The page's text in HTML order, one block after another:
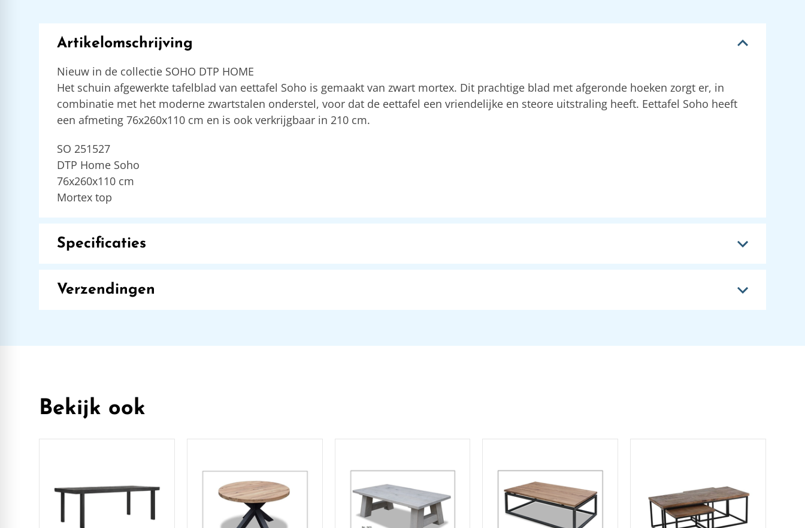
Artikelomschrijving
Nieuw in de collectie SOHO DTP HOME
Het schuin afgewerkte tafelblad van eettafel Soho is gemaakt van zwart mortex. Dit prachtige blad met afgeronde hoeken zorgt er, in
combinatie met het moderne zwartstalen onderstel, voor dat de eettafel een vriendelijke en steore uitstraling heeft. Eettafel Soho heeft
een afmeting 76x260x110 cm en is ook verkrijgbaar in 210 cm.
SO 251527
DTP Home Soho
76x260x110 cm
Mortex top
Specificaties
Verzendingen
Bekijk ook